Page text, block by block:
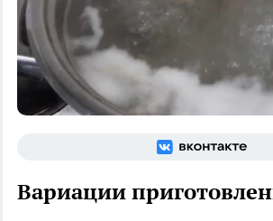
Вариации